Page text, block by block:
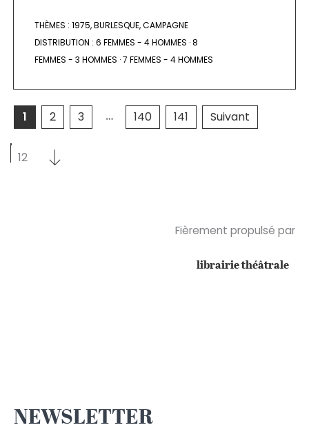
THÈMES : 1975,BURLESQUE,CAMPAGNE
DISTRIBUTION : 6 FEMMES - 4 HOMMES ·8
FEMMES - 3 HOMMES ·7 FEMMES - 4 HOMMES
1 2 3 … 140 141 Suivant
Sélectionnez un nombre par page
12
Sélectionnez un nombre par page
Fièrement propulsé par
librairie théâtrale
NEWSLETTER